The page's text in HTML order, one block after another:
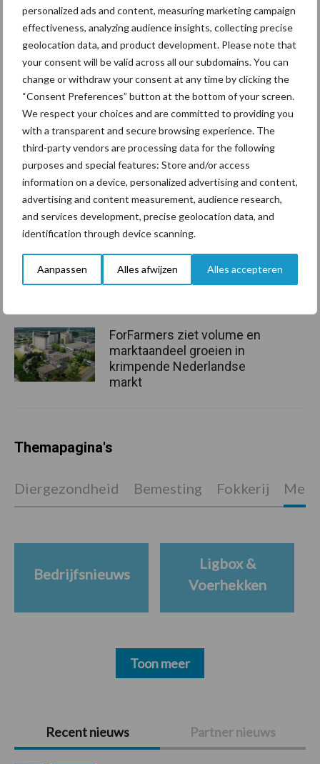
personalized ads and content, measuring marketing campaign
effectiveness, analyzing audience insights, collecting precise
geolocation data, and product development. Please note that
your consent will be valid across all our subdomains. You can
change or withdraw your consent at any time by clicking the
“Consent Preferences” button at the bottom of your screen.
We respect your choices and are committed to providing you
with a transparent and secure browsing experience. The
third-party vendors are processing data for the following
purposes and special features: Store and/or access
information on a device, personalized advertising and content,
advertising and content measurement, audience research,
and services development, precise geolocation data, and
identification through device scanning.
Aanpassen Alles afwijzen Alles accepteren
Voor het nieuwe seizoen 2020/21 – dat is begonnen in juni – is de
melkprijsverwachting verhoogd met omgerekend € 1,10 per 100
kg.
Primaire
Sidebar
Recent nieuws Partner nieuws
Aanbevolen voor jou!
Grondstoffenmarkt blijft
grillig: droogte en
geopolitiek houden handel
De speenhuid: een vaak
onderschatte risicofactor
voor mastitis
ForFarmers ziet volume en
marktaandeel groeien in
krimpende Nederlandse
markt
Themapagina's
Diergezondheid Bemesting Fokkerij
Bedrijfsnieuws
Ligbox &
Voerhekken
Toon meer